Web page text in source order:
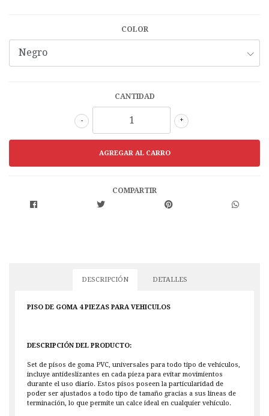
COLOR
CANTIDAD
+
-
COMPARTIR
DESCRIPCIÓN DETALLES
PISO DE GOMA 4 PIEZAS PARA VEHICULOS
DESCRIPCIÓN DEL PRODUCTO:
Set de pisos de goma PVC, universales para todo tipo de vehículos,
incluye antideslizantes en cada pieza para evitar movimientos
durante el uso diario. Estos pisos poseen la particularidad de
poder ser ajustados a todo tipo de tamaño gracias a sus líneas de
terminación, lo que permite un calce ideal en cualquier vehículo.